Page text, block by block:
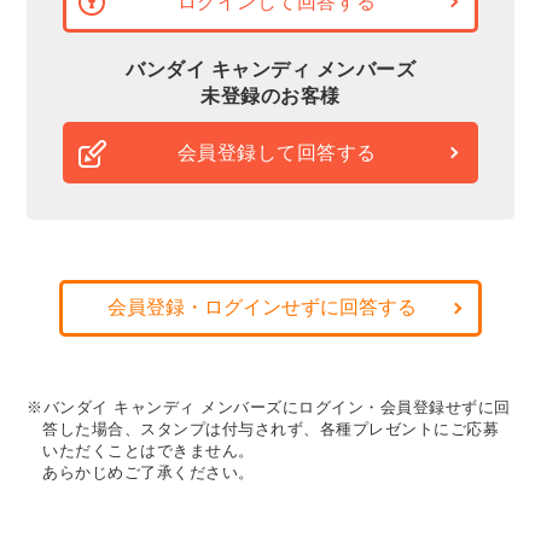
バンダイ キャンディ メンバーズ
未登録のお客様
会員登録して回答する
会員登録・ログインせずに回答する
※バンダイ キャンディ メンバーズにログイン・会員登録せずに回
答した場合、スタンプは付与されず、各種プレゼントにご応募
いただくことはできません。
あらかじめご了承ください。